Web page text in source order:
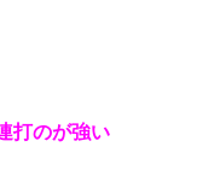
打のが強い